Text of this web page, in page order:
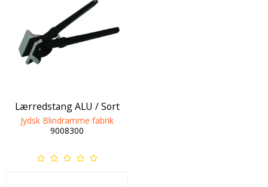
Lærredstang ALU / Sort
Jydsk Blindramme fabrik
9008300